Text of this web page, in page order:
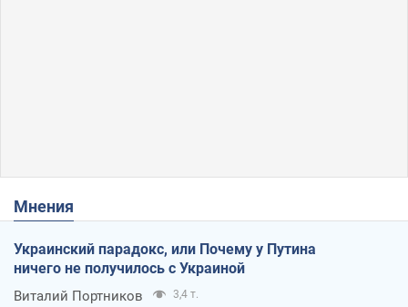
Мнения
Украинский парадокс, или Почему у Путина
ничего не получилось с Украиной
Виталий Портников 3,4 т.